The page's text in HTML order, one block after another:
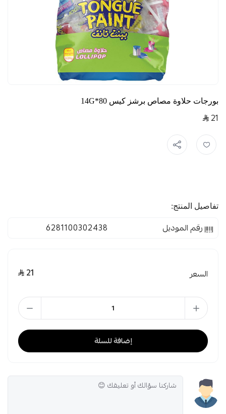
بورجات حلاوة مصاص برشز كيس 80*14G
21
تفاصيل المنتج:
رقم الموديل 6281100302438
السعر 21
إضافة للسلة